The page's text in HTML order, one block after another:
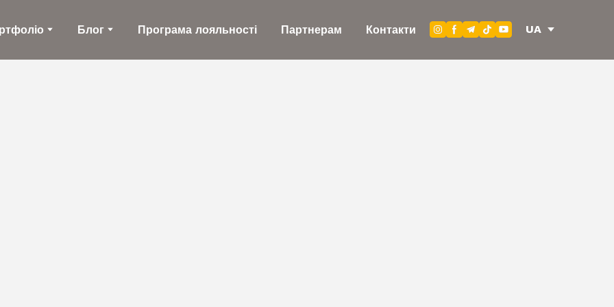
Блог Програма лояльності Партнерам Контакти UA